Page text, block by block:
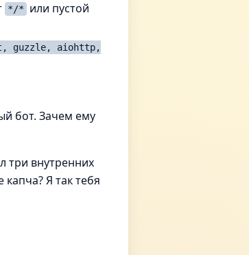
*/*
или пустой
guzzle, aiohttp,
бот. Зачем ему
три внутренних
Я так тебя